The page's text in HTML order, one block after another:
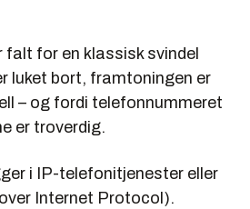
falt for en klassisk svindel
luket bort, framtoningen er
– og fordi telefonnummeret
er troverdig.
i IP-telefonitjenester eller
Internet Protocol).